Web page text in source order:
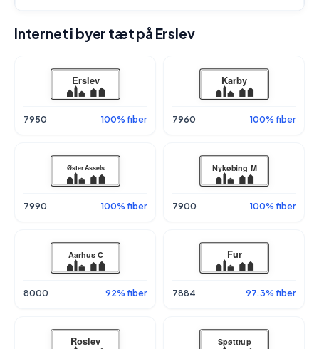
Internet i byer tæt på Erslev
7950 100% fiber 7960 100% fiber
7990 100% fiber 7900 100% fiber
8000 92% fiber 7884 97.3% fiber